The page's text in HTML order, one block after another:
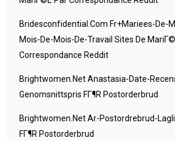
Bridesconfidential.com Fr+mariees-De-
Mois-De-Mois-De-Travail Sites De
Correspondance Reddit
Brightwomen.net Anastasia-Date-
Genomsnittspris FГ¶r Postorderbrud
Brightwomen.net Ar-Postordrebrud-
FГ¶r Postorderbrud